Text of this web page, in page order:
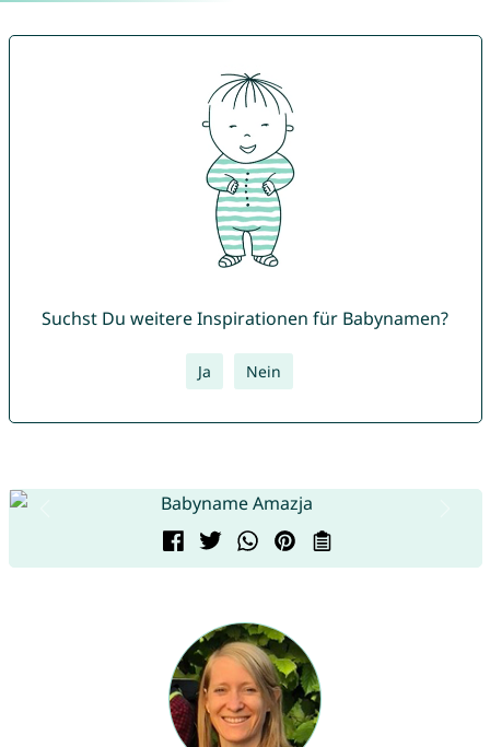
Suchst Du weitere Inspirationen für Babynamen?
Ja Nein